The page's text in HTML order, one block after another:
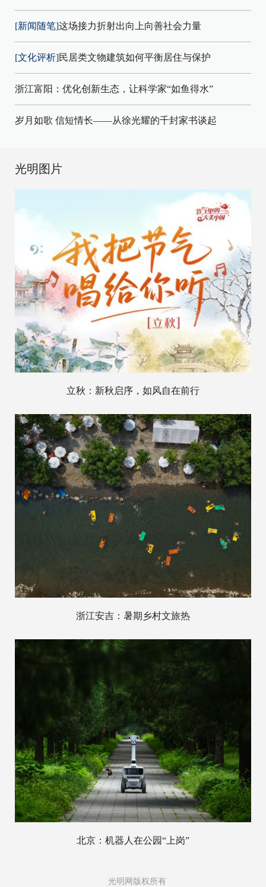
[新闻随笔]这场接力折射出向上向善社会力量
[文化评析]民居类文物建筑如何平衡居住与保护
浙江富阳：优化创新生态，让科学家“如鱼得水”
岁月如歌 信短情长——从徐光耀的千封家书谈起
光明图片
立秋：新秋启序，如风自在前行
浙江安吉：暑期乡村文旅热
北京：机器人在公园“上岗”
光明网版权所有